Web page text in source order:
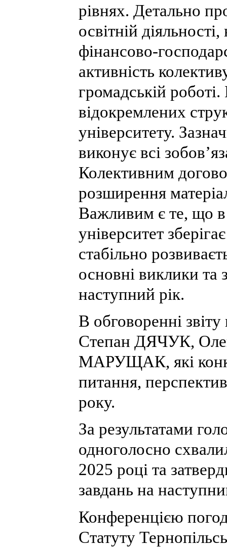
рівнях. Детально
освітній
фінансово-
активність
громадській роботі.
відокремлених
університету.
виконує всі
Колективним
розширення
Важливим є те, що
університет
стабільно
основні виклики та
наступний рік.
В обговоренні
Степан ДЯЧУК,
МАРУЩАК, які
питання,
року.
За результатами
одноголосно
2025 році та
завдань на
Конференцією
Статуту